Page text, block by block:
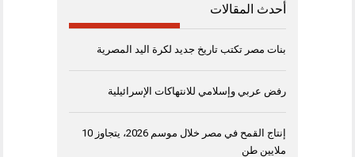
أحدث المقالات
بنات مصر تكتب تاريخ جديد لكرة اليد المصرية
رفض عربي وإسلامي للانتهاكات الإسرائيلية
إنتاج القمح في مصر خلال موسم 2026، يتجاوز 10
ملايين طن